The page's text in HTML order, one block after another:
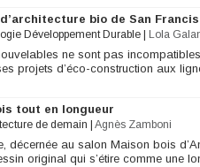
d’architecture bio de San
Développement Durable Lola
ne sont pas
projets d’éco-construction aux
tout en longueur
de demain Agnès Zamboni
décernée au salon Maison bois
original qui s’étire comme une